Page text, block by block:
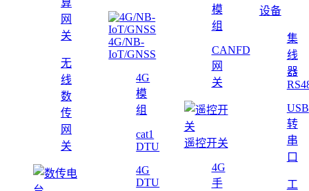
网
关
无
线
数
传
网
关
4G/NB-
IoT/GNSS
4G
模
组
cat1
DTU
4G
DTU
模
组
CANFD
网
关
遥控开关
4G
手
设备
集
线
器
USB
转
串
口
工